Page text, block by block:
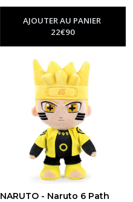
AJOUTER AU PANIER
22€90
NARUTO - Naruto 6 Path